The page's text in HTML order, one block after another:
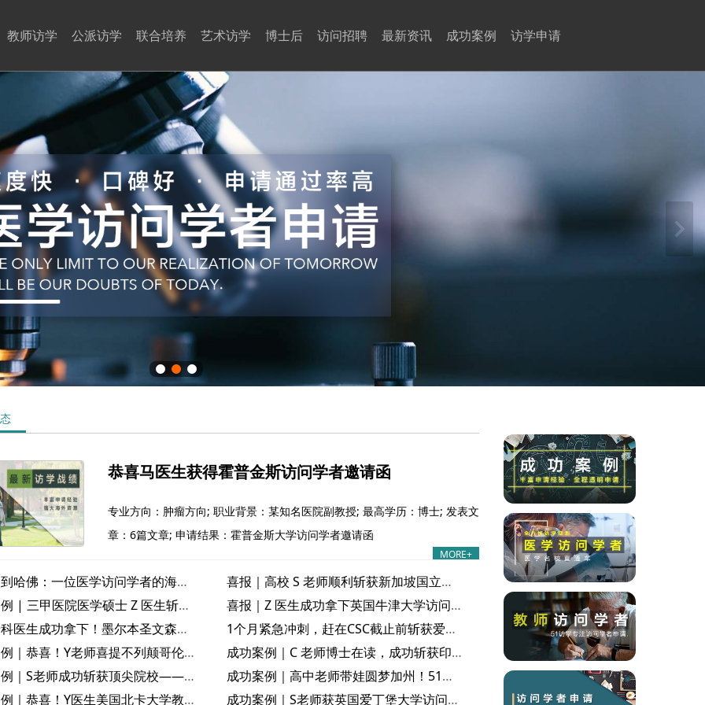
教师访学 公派访学 联合培养 艺术访学 博士后 访问招聘 最新资讯 成功案例 访学申请
恭喜马医生获得霍普金斯访问学者邀请函
专业方向：肿瘤方向; 职业背景：某知名医院副教授; 最高学历：博士; 发表文
章：6篇文章; 申请结果：霍普金斯大学访问学者邀请函
MORE+
从协和到哈佛：一位医学访问学者的海外深造与职业进阶之路
喜报｜高校 S 老师顺利斩获新加坡国立大学访问学者邀请函
成功案例 | 三甲医院医学硕士 Z 医生斩获澳洲皇家墨尔本医院访学邀请函
喜报｜Z 医生成功拿下英国牛津大学访问学者邀请函
肝病专科医生成功拿下！墨尔本圣文森特医院访问学者邀请函到手
1个月紧急冲刺，赶在CSC截止前斩获爱丁堡大学访问学者邀请函
成功案例｜恭喜！Y老师喜提不列颠哥伦比亚大学邀请函
成功案例｜C 老师博士在读，成功斩获印第安纳大学访问学者邀请函！
成功案例｜S老师成功斩获顶尖院校——新加坡国立大学访问学者邀请函
成功案例｜高中老师带娃圆梦加州！51访学网一个月斩获波莫纳分校邀请函
成功案例｜恭喜！Y医生美国北卡大学教堂山分校访问学者邀请函
成功案例｜S老师获英国爱丁堡大学访问学者邀请函